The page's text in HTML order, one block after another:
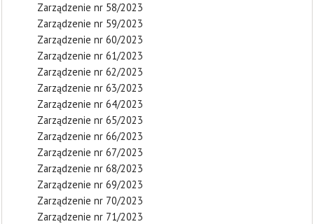
Zarządzenie nr 58/2023
Zarządzenie nr 59/2023
Zarządzenie nr 60/2023
Zarządzenie nr 61/2023
Zarządzenie nr 62/2023
Zarządzenie nr 63/2023
Zarządzenie nr 64/2023
Zarządzenie nr 65/2023
Zarządzenie nr 66/2023
Zarządzenie nr 67/2023
Zarządzenie nr 68/2023
Zarządzenie nr 69/2023
Zarządzenie nr 70/2023
Zarządzenie nr 71/2023